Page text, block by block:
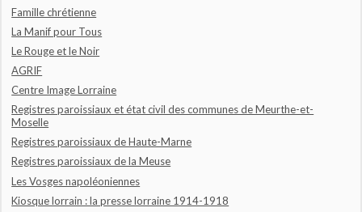
Famille chrétienne
La Manif pour Tous
Le Rouge et le Noir
AGRIF
Centre Image Lorraine
Registres paroissiaux et état civil des communes de Meurthe-et-
Moselle
Registres paroissiaux de Haute-Marne
Registres paroissiaux de la Meuse
Les Vosges napoléoniennes
Kiosque lorrain : la presse lorraine 1914-1918